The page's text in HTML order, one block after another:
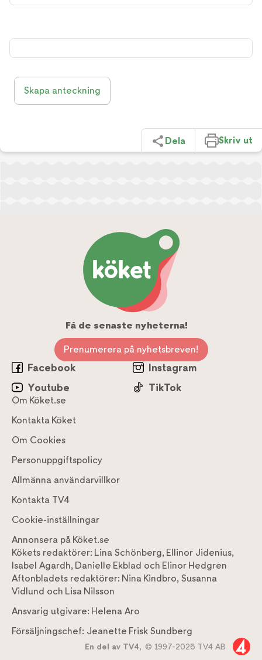
Skapa anteckning
Dela Skriv ut
Få de senaste nyheterna!
Prenumerera på nyhetsbreven!
Facebook
Instagram
Youtube
TikTok
Om Köket.se
Kontakta Köket
Om Cookies
Personuppgiftspolicy
Allmänna användarvillkor
Kontakta TV4
Cookie-inställningar
Annonsera på Köket.se
Kökets redaktörer: Lina Schönberg, Ellinor Jidenius,
Isabel Agardh, Danielle Ekblad och Elinor Hedgren
Aftonbladets redaktörer: Nina Kindbro, Susanna
Vidlund och Lisa Nilsson
Ansvarig utgivare: Helena Aro
Försäljningschef: Jeanette Frisk Sundberg
En del av TV4, © 1997-2026 TV4 AB